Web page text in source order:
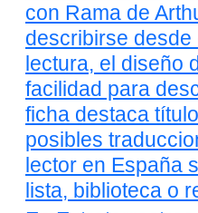
con Rama de
describirse desde
lectura, el diseño
facilidad para
ficha destaca
posibles
lector en España
lista, biblioteca o